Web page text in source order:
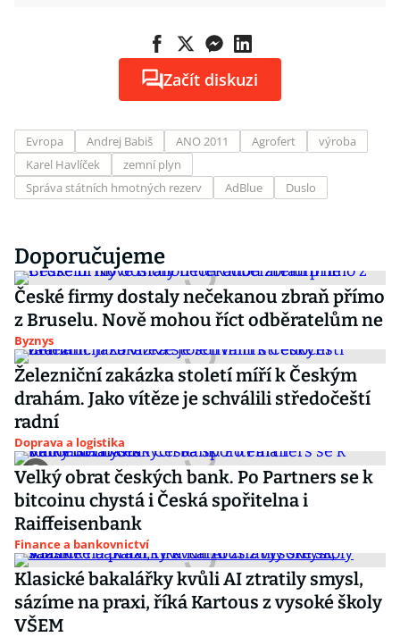
Začít diskuzi
Evropa Andrej Babiš ANO 2011 Agrofert
výroba
Karel Havlíček
zemní plyn
Správa státních hmotných rezerv
AdBlue Duslo
Doporučujeme
České firmy dostaly nečekanou zbraň přímo
z Bruselu. Nově mohou říct odběratelům ne
Byznys
Železniční zakázka století míří k Českým
drahám. Jako vítěze je schválili středočeští
radní
Doprava a logistika
Velký obrat českých bank. Po Partners se k
bitcoinu chystá i Česká spořitelna i
Raiffeisenbank
Finance a bankovnictví
Klasické bakalářky kvůli AI ztratily smysl,
sázíme na praxi, říká Kartous z vysoké školy
VŠEM